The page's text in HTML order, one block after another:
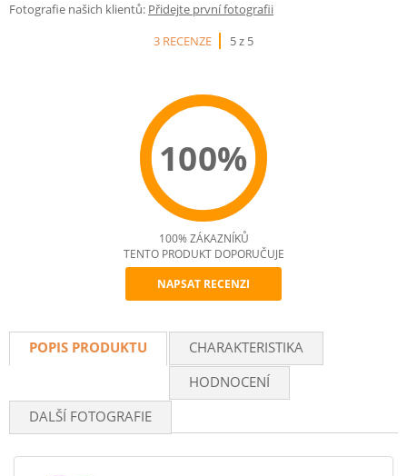
Fotografie našich klientů: Přidejte první fotografii
3 RECENZE
5 z 5
100%
Recommend
100% ZÁKAZNÍKŮ
TENTO PRODUKT DOPORUČUJE
NAPSAT RECENZI
POPIS PRODUKTU
CHARAKTERISTIKA
HODNOCENÍ
DALŠÍ FOTOGRAFIE